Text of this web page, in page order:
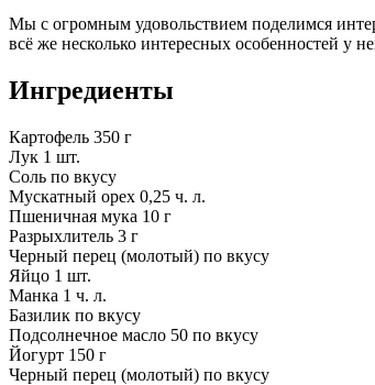
Мы с огромным удовольствием поделимся
всё же несколько интересных особенностей у
Ингредиенты
Картофель 350 г
Лук 1 шт.
Соль по вкусу
Мускатный орех 0,25 ч. л.
Пшеничная мука 10 г
Разрыхлитель 3 г
Черный перец (молотый) по вкусу
Яйцо 1 шт.
Манка 1 ч. л.
Базилик по вкусу
Подсолнечное масло 50 по вкусу
Йогурт 150 г
Черный перец (молотый) по вкусу